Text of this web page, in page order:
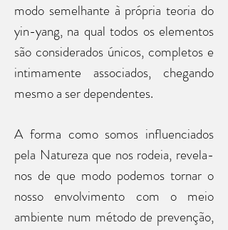
modo semelhante à própria teoria do
yin-yang, na qual todos os elementos
são considerados únicos, completos e
intimamente associados, chegando
mesmo a ser dependentes.
A forma como somos influenciados
pela Natureza que nos rodeia, revela-
nos de que modo podemos tornar o
nosso envolvimento com o meio
ambiente num método de prevenção,